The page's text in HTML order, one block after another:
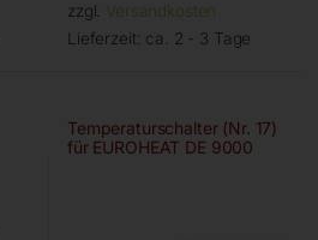
zzgl. Versandkosten
Lieferzeit: ca. 2 - 3 Tage
Temperaturschalter (Nr. 17)
für EUROHEAT DE 9000